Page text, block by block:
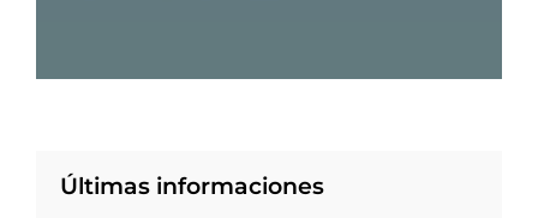
Últimas informaciones